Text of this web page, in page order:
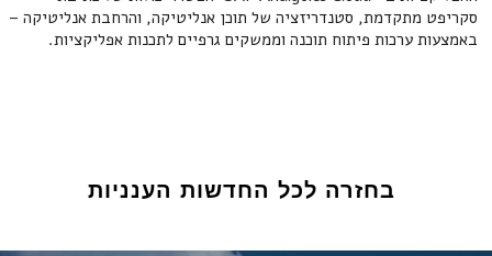
סקריפט מתקדמת, סטנדריזציה של תוכן אנליטיקה, והרחבת אנליטיקה –
באמצעות ערכות פיתוח תוכנה וממשקים גרפיים לתכנות אפליקציות.
בחזרה לכל החדשות הענניות